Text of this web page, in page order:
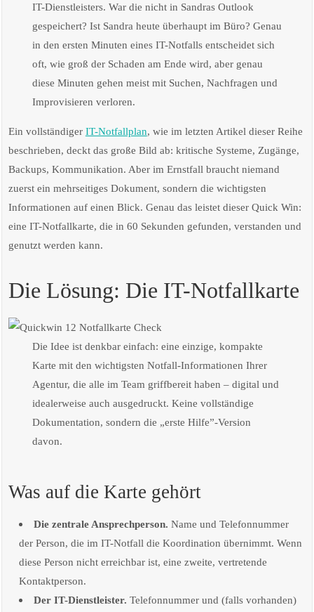
IT-Dienstleisters. War die nicht in Sandras Outlook
gespeichert? Ist Sandra heute überhaupt im Büro? Genau
in den ersten Minuten eines IT-Notfalls entscheidet sich
oft, wie groß der Schaden am Ende wird, aber genau
diese Minuten gehen meist mit Suchen, Nachfragen und
Improvisieren verloren.
Ein vollständiger IT-Notfallplan, wie im letzten Artikel dieser Reihe
beschrieben, deckt das große Bild ab: kritische Systeme, Zugänge,
Backups, Kommunikation. Aber im Ernstfall braucht niemand
zuerst ein mehrseitiges Dokument, sondern die wichtigsten
Informationen auf einen Blick. Genau das leistet dieser Quick Win:
eine IT-Notfallkarte, die in 60 Sekunden gefunden, verstanden und
genutzt werden kann.
Die Lösung: Die IT-Notfallkarte
Die Idee ist denkbar einfach: eine einzige, kompakte
Karte mit den wichtigsten Notfall-Informationen Ihrer
Agentur, die alle im Team griffbereit haben – digital und
idealerweise auch ausgedruckt. Keine vollständige
Dokumentation, sondern die „erste Hilfe”-Version
davon.
Was auf die Karte gehört
Die zentrale Ansprechperson. Name und Telefonnummer
der Person, die im IT-Notfall die Koordination übernimmt. Wenn
diese Person nicht erreichbar ist, eine zweite, vertretende
Kontaktperson.
Der IT-Dienstleister. Telefonnummer und (falls vorhanden)